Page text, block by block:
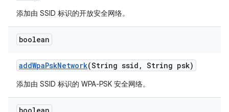
添加由 SSID 标识的开放安全网络。
boolean
addWpaPskNetwork(String ssid , String psk)
添加由 SSID 标识的 WPA-PSK 安全网络。